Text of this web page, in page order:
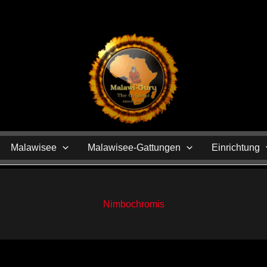
Malawisee Malawisee-Gattungen Einrichtung
Nimbochromis